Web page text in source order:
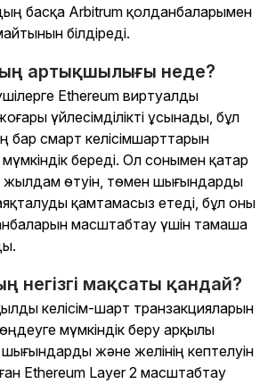
басқа Arbitrum қолданбаларымен
білдіреді.
артықшылығы неде?
Ethereum виртуалды
үйлесімділікті ұсынады, бұл
бар смарт келісімшарттарын
береді. Ол сонымен қатар
жылдам өтуін, төмен шығындарды
қамтамасыз етеді, бұл оны
масштабтау үшін тамаша
негізгі мақсаты қандай?
келісім-шарт транзакцияларын
мүмкіндік беру арқылы
және желінің кептелуін
Ethereum Layer 2 масштабтау